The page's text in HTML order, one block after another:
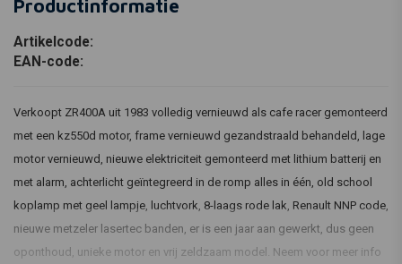
Productinformatie
Artikelcode:
EAN-code:
Verkoopt ZR400A uit 1983 volledig vernieuwd als cafe racer gemonteerd
met een kz550d motor, frame vernieuwd gezandstraald behandeld, lage
motor vernieuwd, nieuwe elektriciteit gemonteerd met lithium batterij en
met alarm, achterlicht geïntegreerd in de romp alles in één, old school
koplamp met geel lampje, luchtvork, 8-laags rode lak, Renault NNP code,
nieuwe metzeler lasertec banden, er is een jaar aan gewerkt, dus geen
oponthoud, unieke motor en vrij zeldzaam model. Neem voor meer info